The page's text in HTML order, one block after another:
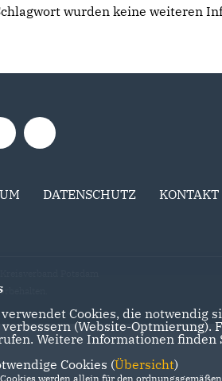
wurden keine weiteren
DATENSCHUTZ KONTAKT
verwendet Cookies, die
verbessern (Website-
Weitere Informationen finden
Cookies (Übersicht)
werden allein für den